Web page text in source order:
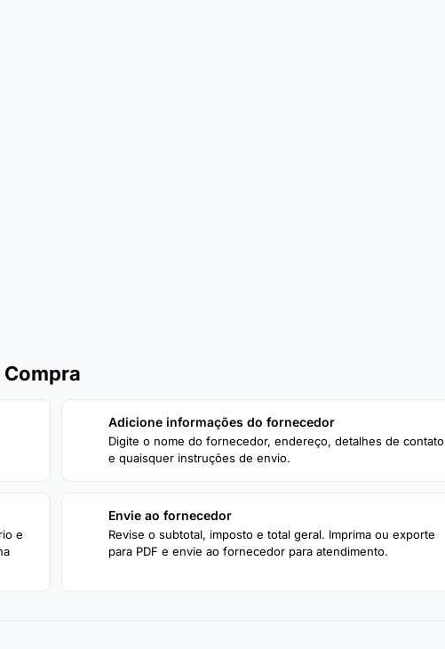
Compra
Adicione informações do fornecedor
Digite o nome do fornecedor, endereço, detalhes de contato
e quaisquer instruções de envio.
e
Envie ao fornecedor
Revise o subtotal, imposto e total geral. Imprima ou exporte
para PDF e envie ao fornecedor para atendimento.